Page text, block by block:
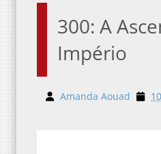
300: A
Império
Amanda Aouad